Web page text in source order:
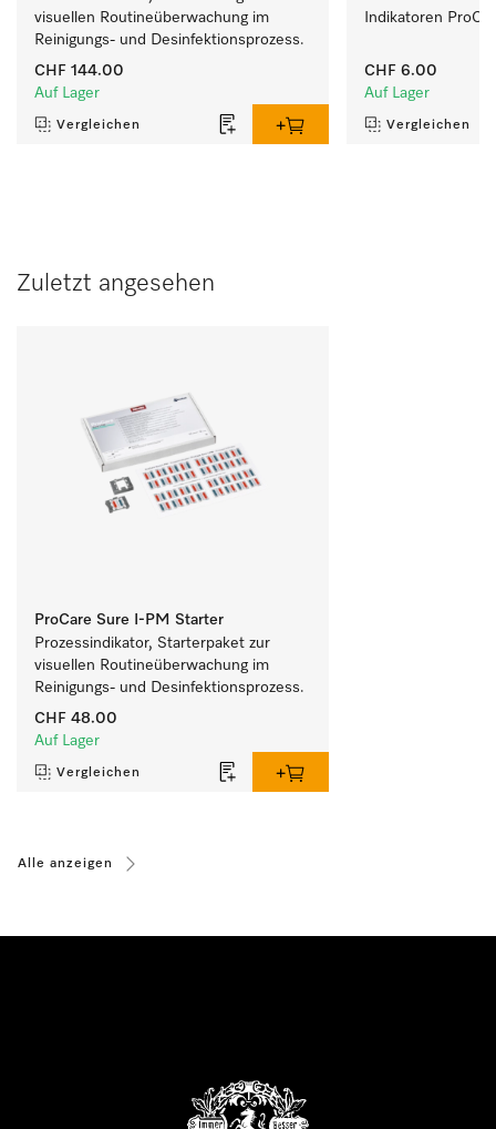
visuellen Routineüberwachung im
Reinigungs- und Desinfektionsprozess.
CHF 144.00
Auf Lager
Vergleichen
Indikatoren
CHF 6.00
Auf Lager
Vergleichen
Zuletzt angesehen
ProCare Sure I-PM Starter
Prozessindikator, Starterpaket zur
visuellen Routineüberwachung im
Reinigungs- und Desinfektionsprozess.
CHF 48.00
Auf Lager
Vergleichen
Alle anzeigen